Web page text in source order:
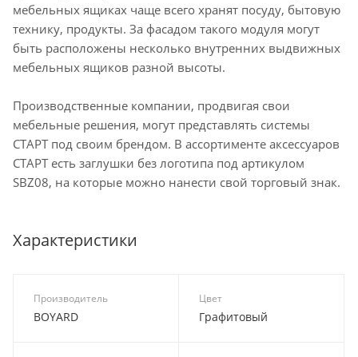
мебельных ящиках чаще всего хранят посуду, бытовую
технику, продукты. За фасадом такого модуля могут
быть расположены несколько внутренних выдвижных
мебельных ящиков разной высоты.
Производственные компании, продвигая свои
мебельные решения, могут представлять системы
СТАРТ под своим брендом. В ассортименте аксессуаров
СТАРТ есть заглушки без логотипа под артикулом
SBZ08, на которые можно нанести свой торговый знак.
Характеристики
Производитель
BOYARD
Цвет
Графитовый